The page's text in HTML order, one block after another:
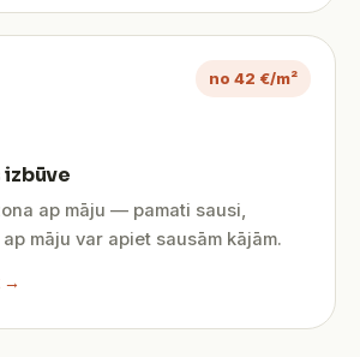
no 42 €/m²
ap māju — pamati sausi,
māju var apiet sausām kājām.
→